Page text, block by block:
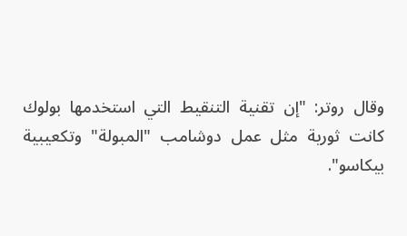
وقال روتر: "إن تقنية التنقيط التي استخدمها بولوك
كانت ثورية مثل عمل دوشامب "المبولة" وتكعيبية
بيكاسو".